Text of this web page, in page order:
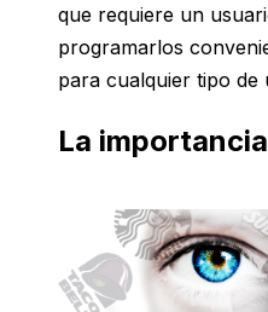
que requiere un
programarlos
para cualquier tipo de
La